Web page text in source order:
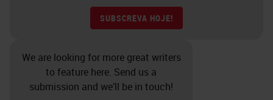
SUBSCREVA HOJE!
We are looking for more great writers
to feature here. Send us a
submission and we’ll be in touch!